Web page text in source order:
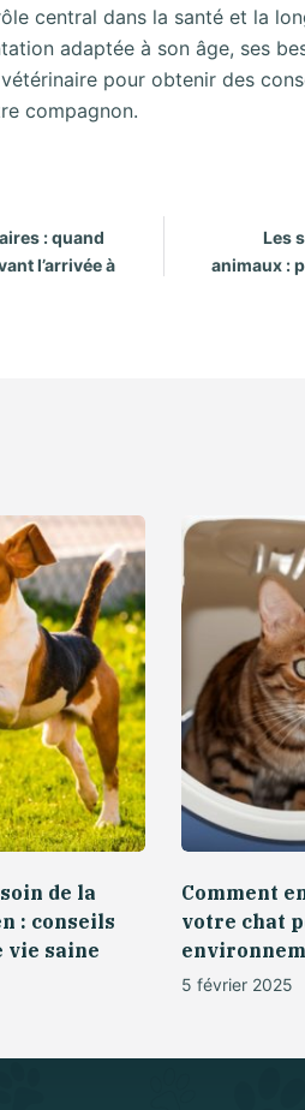
central dans la santé et la
adaptée à son âge, ses
pour obtenir des
compagnon.
: quand
l’arrivée à
Les
animaux :
de la
: conseils
vie saine
Comment
votre chat
5 février 2025